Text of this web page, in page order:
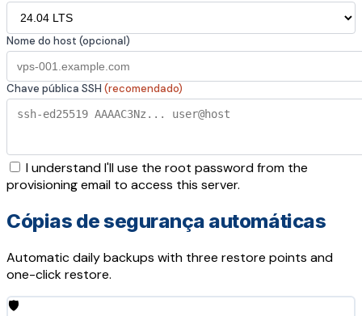
Nome do host (opcional)
Chave pública SSH (recomendado)
I understand I'll use the root password from the
provisioning email to access this server.
Cópias de segurança automáticas
Automatic daily backups with three restore points and
one-click restore.
🛡️